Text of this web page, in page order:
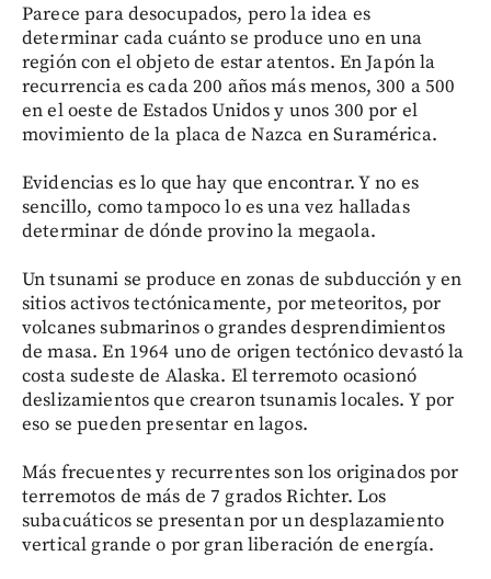
Parece para desocupados, pero la idea es
determinar cada cuánto se produce uno en una
región con el objeto de estar atentos. En Japón la
recurrencia es cada 200 años más menos, 300 a 500
en el oeste de Estados Unidos y unos 300 por el
movimiento de la placa de Nazca en Suramérica.
Evidencias es lo que hay que encontrar. Y no es
sencillo, como tampoco lo es una vez halladas
determinar de dónde provino la megaola.
Un tsunami se produce en zonas de subducción y en
sitios activos tectónicamente, por meteoritos, por
volcanes submarinos o grandes desprendimientos
de masa. En 1964 uno de origen tectónico devastó la
costa sudeste de Alaska. El terremoto ocasionó
deslizamientos que crearon tsunamis locales. Y por
eso se pueden presentar en lagos.
Más frecuentes y recurrentes son los originados por
terremotos de más de 7 grados Richter. Los
subacuáticos se presentan por un desplazamiento
vertical grande o por gran liberación de energía.